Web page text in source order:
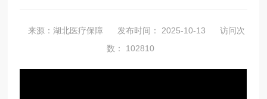
来源：湖北医疗保障 发布时间： 2025-10-13
访问次
数： 102810